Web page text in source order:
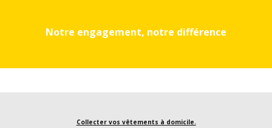
Notre engagement, notre différence
Collecter vos vêtements à domicile.